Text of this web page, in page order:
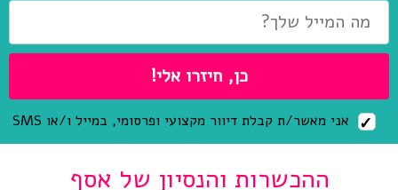
אני מאשר/ת קבלת דיוור מקצועי ופרסומי, במייל ו/או SMS
ההכשרות והנסיון של אסף